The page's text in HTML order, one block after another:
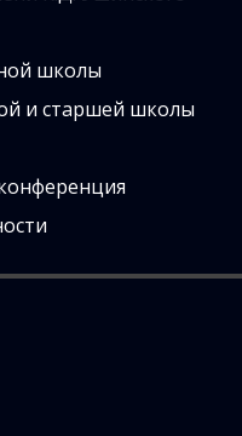
школы
и старшей школы